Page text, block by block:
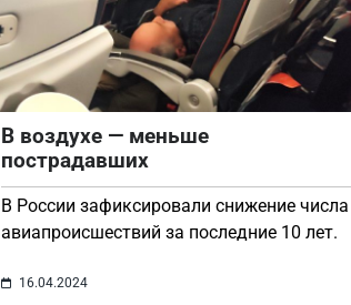
В воздухе — меньше
пострадавших
В России зафиксировали снижение числа
авиапроисшествий за последние 10 лет.
16.04.2024